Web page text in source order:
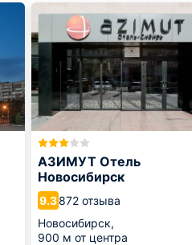
пешком, любуясь
на панорамных лифтах.
на четвертом этаже.
10:00 до 22:00.
АЗИМУТ Отель
Новосибирск
9.3872 отзыва
Новосибирск,
900 м от центра